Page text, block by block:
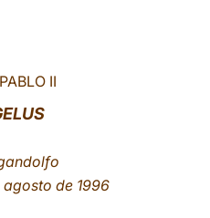
II
agosto de 1996